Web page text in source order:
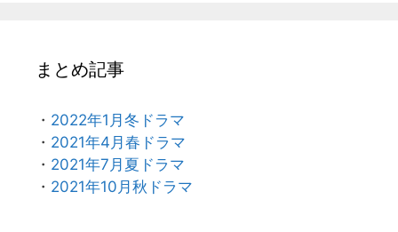
まとめ記事
・ 2022年1月冬ドラマ
・ 2021年4月春ドラマ
・ 2021年7月夏ドラマ
・ 2021年10月秋ドラマ